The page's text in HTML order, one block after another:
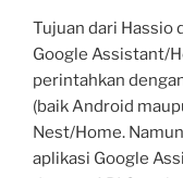
Tujuan dari Hassio
Google Assistant/
perintahkan
(baik Android
Nest/Home.
aplikasi Google